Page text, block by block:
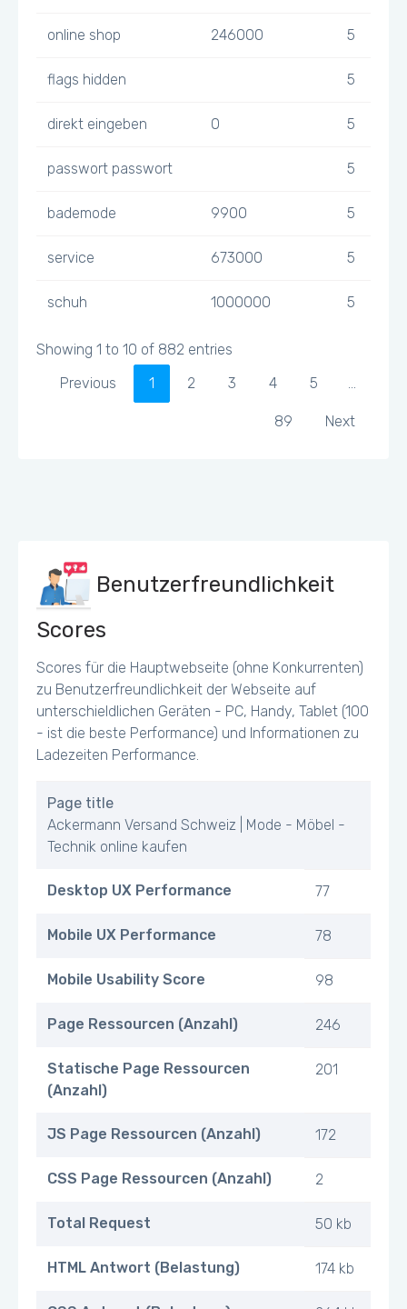
online shop 246000 5
flags hidden 5
direkt eingeben 0 5
passwort passwort 5
bademode 9900 5
service 673000 5
schuh 1000000 5
Showing 1 to 10 of 882 entries
Previous
1 2 3 4 5 …
89 Next
Benutzerfreundlichkeit
Scores
Scores für die Hauptwebseite (ohne Konkurrenten)
zu Benutzerfreundlichkeit der Webseite auf
unterschieldlichen Geräten - PC, Handy, Tablet (100
- ist die beste Performance) und Informationen zu
Ladezeiten Performance.
Page title
Ackermann Versand Schweiz | Mode - Möbel -
Technik online kaufen
Desktop UX Performance 77
Mobile UX Performance 78
Mobile Usability Score 98
Page Ressourcen (Anzahl) 246
Statische Page Ressourcen
(Anzahl)
201
JS Page Ressourcen (Anzahl) 172
CSS Page Ressourcen (Anzahl) 2
Total Request 50 kb
HTML Antwort (Belastung) 174 kb